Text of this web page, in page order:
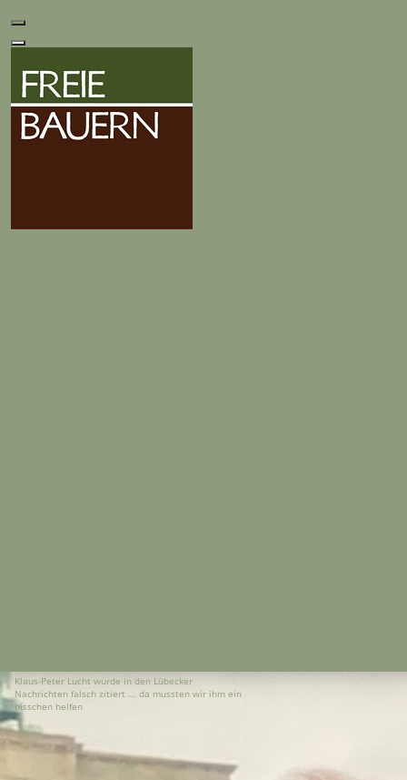
Klaus-Peter Lucht wurde in den Lübecker
Nachrichten falsch zitiert ... da mussten wir ihm ein
bisschen helfen